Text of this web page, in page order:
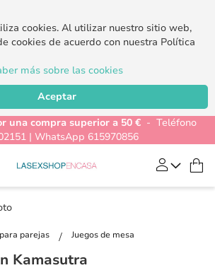
cookies. Al utilizar nuestro sitio web,
cookies de acuerdo con nuestra Política
más sobre las cookies
Aceptar
una compra superior a 50 €- Teléfono
| WhatsApp 615970856
parejas Juegos de mesa
Kamasutra